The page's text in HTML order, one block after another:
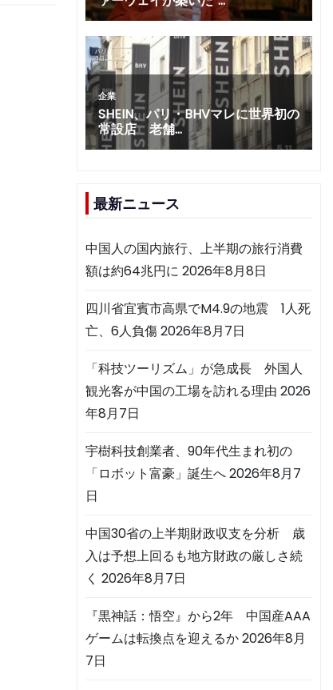
最新ニュース
中国人の国内旅行、上半期の旅行消費
額は約64兆円に 2026年8月8日
四川省宜賓市高県でM4.9の地震 1人死
亡、6人負傷2026年8月7日
「科技ツーリズム」が急成長 外国人
観光客が中国の工場を訪れる理由 2026
年8月7日
宇樹科技創業者、90年代生まれ初の
「ロボット富豪」誕生へ2026年8月7
日
中国30省の上半期財政収支を分析 歳
入は予想上回るも地方財政の厳しさ続
く 2026年8月7日
『黒神話：悟空』から2年 中国産AAA
ゲームは転換点を迎えるか2026年8月
7日